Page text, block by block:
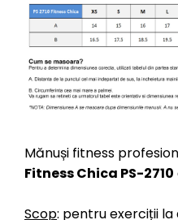
Mănuși fitness
Fitness Chica PS-2710
Scop: pentru exerciții la